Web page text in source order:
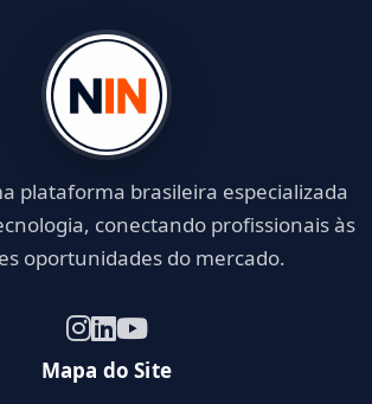
plataforma brasileira especializada
conectando profissionais às
oportunidades do mercado.
Mapa do Site